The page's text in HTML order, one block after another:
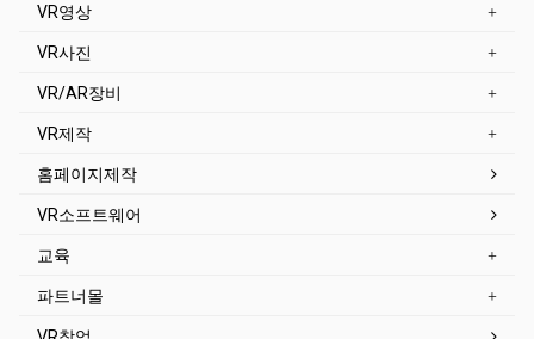
VR영상
VR사진
VR/AR장비
VR제작
홈페이지제작
VR소프트웨어
교육
파트너몰